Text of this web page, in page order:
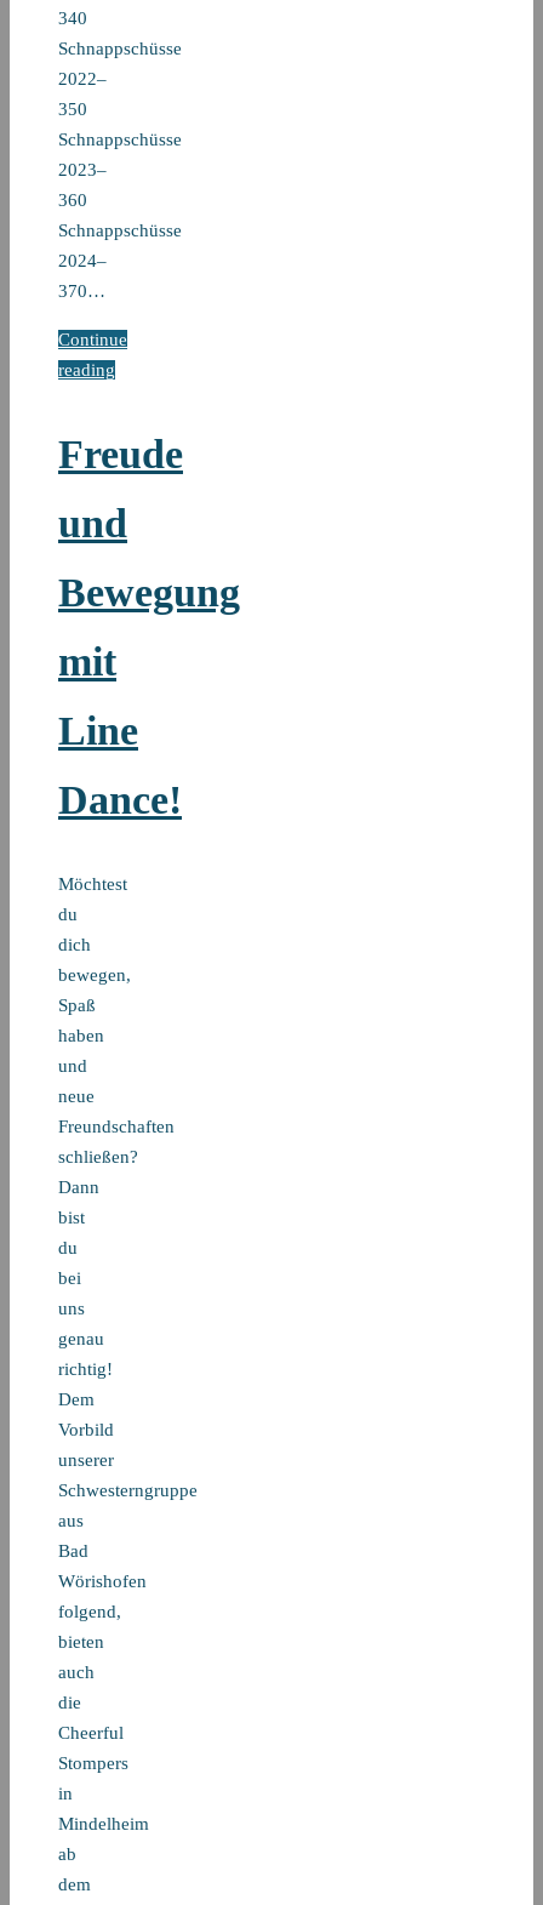
340
Schnappschüsse
2022–
350
Schnappschüsse
2023–
360
Schnappschüsse
2024–
370…
Continue
reading
Freude
und
Bewegung
mit
Line
Dance!
Möchtest
du
dich
bewegen,
Spaß
haben
und
neue
Freundschaften
schließen?
Dann
bist
du
bei
uns
genau
richtig!
Dem
Vorbild
unserer
Schwesterngruppe
aus
Bad
Wörishofen
folgend,
bieten
auch
die
Cheerful
Stompers
in
Mindelheim
ab
dem